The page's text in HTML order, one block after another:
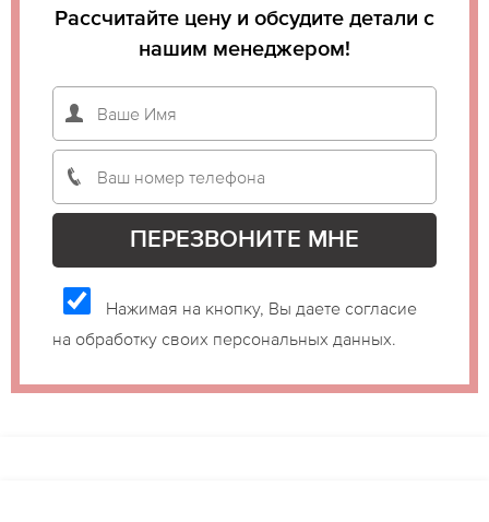
Рассчитайте цену и обсудите детали с
нашим менеджером!
Нажимая на кнопку, Вы даете согласие
на обработку своих персональных данных.